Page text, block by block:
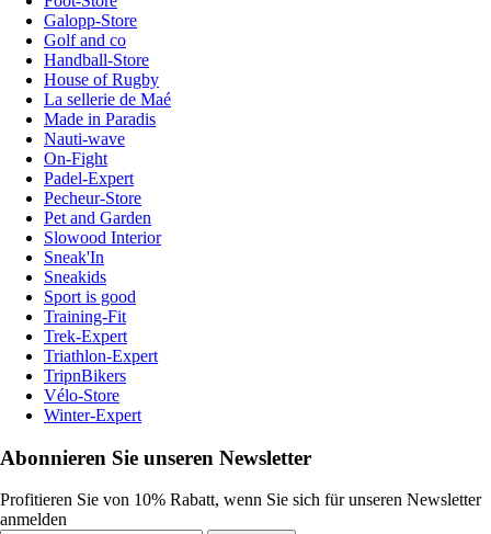
Galopp-Store
Golf and co
Handball-Store
House of Rugby
La sellerie de Maé
Made in Paradis
Nauti-wave
On-Fight
Padel-Expert
Pecheur-Store
Pet and Garden
Slowood Interior
Sneak'In
Sneakids
Sport is good
Training-Fit
Trek-Expert
Triathlon-Expert
TripnBikers
Vélo-Store
Winter-Expert
Abonnieren Sie unseren Newsletter
Profitieren Sie von 10% Rabatt, wenn Sie sich für unseren Newsletter
anmelden